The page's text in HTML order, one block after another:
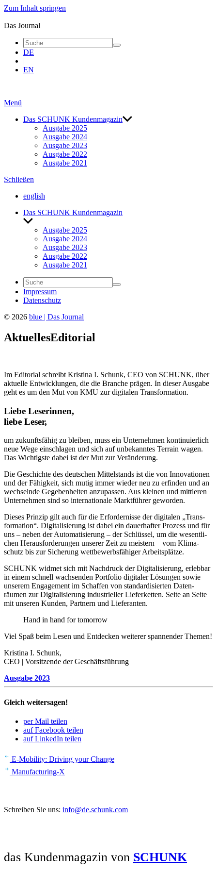
Zum Inhalt springen
|
Journal
Das Journal
DE
|
EN
Menü
Das SCHUNK Kunden­magazin
Ausgabe 2025
Ausgabe 2024
Ausgabe 2023
Ausgabe 2022
Ausgabe 2021
Schließen
english
Das SCHUNK Kunden­magazin
Untermenü
anzeigenAusgabe 2025
Ausgabe 2024
Ausgabe 2023
Ausgabe 2022
Ausgabe 2021
Impressum
Daten­schutz
© 2026 blue | Das Journal
Aktu­ellesEdito­rial
Im Edito­rial schreibt Kris­tina I. Schunk, CEO von SCHUNK, über
aktu­elle Entwick­lungen, die die Branche prägen. In dieser Ausgabe
geht es um den Mut von KMU zur digi­talen Trans­for­ma­tion.
Liebe Lese­rinnen,
liebe Leser,
um zukunfts­fähig zu bleiben, muss ein Unter­nehmen konti­nu­ier­lich
neue Wege ein­schlagen und sich auf unbe­kanntes Terrain wagen.
Das Wich­tigste dabei ist der Mut zur Verän­de­rung.
Die Geschichte des deut­schen Mittel­stands ist die von Inno­va­tionen
und der Fähig­keit, sich mutig immer wieder neu zu erfinden und an
wech­selnde Gege­ben­heiten anzu­passen. Aus kleinen und mitt­leren
Unter­nehmen sind so inter­na­tio­nale Markt­führer geworden.
Dieses Prinzip gilt auch für die Erfor­der­nisse der digi­talen „Trans­
for­ma­tion“. Digi­ta­li­sie­rung ist dabei ein dauer­hafter Prozess und für
uns – neben der Auto­ma­ti­sie­rung – der Schlüssel, um die wesent­li­
chen Heraus­for­de­rungen unserer Zeit zu meis­tern – vom Klima­
schutz bis zur Siche­rung wett­be­werbs­fä­higer Arbeits­plätze.
SCHUNK widmet sich mit Nach­druck der Digi­ta­li­sie­rung, erlebbar
in einem schnell wach­senden Port­folio digi­taler Lösungen sowie
unserem Enga­ge­ment im Schaffen von stan­dar­di­sierten Daten­
räumen zur Digi­ta­li­sie­rung indus­tri­eller Liefer­ketten. Seite an Seite
mit unseren Kunden, Part­nern und Liefe­ranten.
Hand in hand for tomorrow
Viel Spaß beim Lesen und Entde­cken weiterer span­nender Themen!
Kris­tina I. Schunk,
CEO | Vorsit­zende der Geschäfts­füh­rung
Ausgabe 2023
Gleich weitersagen!
per Mail teilen
auf Facebook teilen
auf LinkedIn teilen
Beitrags-
Navigation
Vorheriger
Artikel
E‑Mobility: Driving your Change
Nächster
Artikel
Manufacturing‑X
Schreiben Sie uns: info@de.schunk.com
das Kundenmagazin von SCHUNK